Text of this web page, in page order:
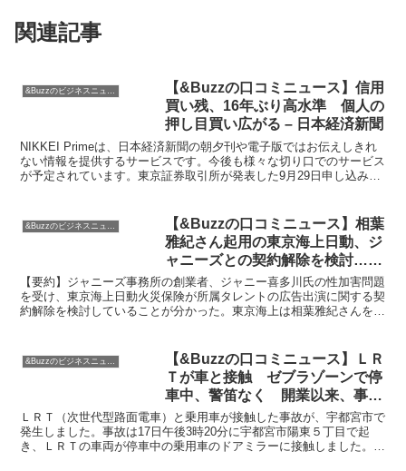
関連記事
【&Buzzの口コミニュース】信用
買い残、16年ぶり高水準 個人の
押し目買い広がる – 日本経済新聞
NIKKEI Primeは、日本経済新聞の朝夕刊や電子版ではお伝えしきれ
ない情報を提供するサービスです。今後も様々な切り口でのサービス
が予定されています。東京証券取引所が発表した9月29日申し込み時
【&Buzzの口コミニュース】相葉
雅紀さん起用の東京海上日動、ジ
ャニーズとの契約解除を検討…Ｊ
ＡＬも当面見送り : 読売新聞
【要約】ジャニーズ事務所の創業者、ジャニー喜多川氏の性加害問題
を受け、東京海上日動火災保険が所属タレントの広告出演に関する契
約解除を検討していることが分かった。東京海上は相葉雅紀さんを広
&Buzzのビジネスニュース
【&Buzzの口コミニュース】ＬＲ
Ｔが車と接触 ゼブラゾーンで停
車中、警笛なく 開業以来、事故
３件目｜県内主要,社会,事件事故,
動画,速報｜下野新聞「SOON」ニ
ュース｜下野新聞 SOON(スーン)
ＬＲＴ（次世代型路面電車）と乗用車が接触した事故が、宇都宮市で
発生しました。事故は17日午後3時20分に宇都宮市陽東５丁目で起
き、ＬＲＴの車両が停車中の乗用車のドアミラーに接触しました。幸